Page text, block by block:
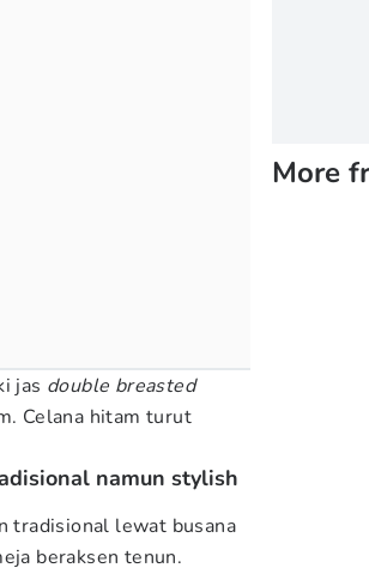
jas double breasted
Celana hitam turut
namun stylish
tradisional lewat busana
beraksen tenun.
More